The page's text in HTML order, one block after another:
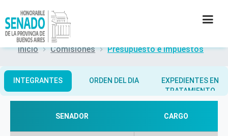
Inicio Comisiones Presupuesto e Impuestos
INTEGRANTES ORDEN DEL DIA
EXPEDIENTES EN
TRATAMIENTO
SENADOR CARGO